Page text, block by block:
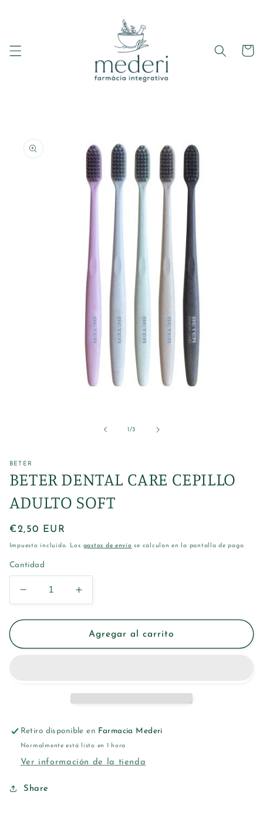
Carrito
a la
información
modal
1/de
3
BETER
BETER DENTAL CARE CEPILLO
ADULTO SOFT
Precio
habitual
€2,50 EUR
Impuesto incluido. Los gastos de envío se calculan en la pantalla de pago.
Cantidad
Reducir
cantidad
para
DENTAL
Aumentar
cantidad
para
BETER
DENTAL
Agregar al carrito
Retiro disponible en Farmacia Mederi
Normalmente está listo en 1 hora
Ver información de la tienda
Share